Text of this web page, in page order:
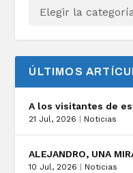
ÚLTIMOS
A los visitantes de
21 Jul, 2026 Noticias
ALEJANDRO, UNA
10 Jul, 2026 Noticias